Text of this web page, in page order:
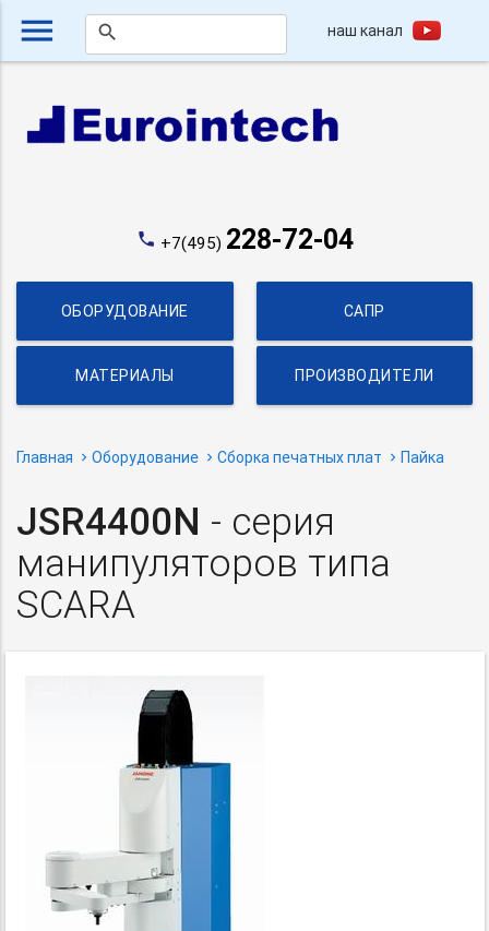
menu search наш канал
phone +7(495) 228-72-04
ОБОРУДОВАНИЕ САПР
МАТЕРИАЛЫ ПРОИЗВОДИТЕЛИ
Главная Оборудование Сборка печатных плат Пайка
JSR4400N - серия
манипуляторов типа
SCARA